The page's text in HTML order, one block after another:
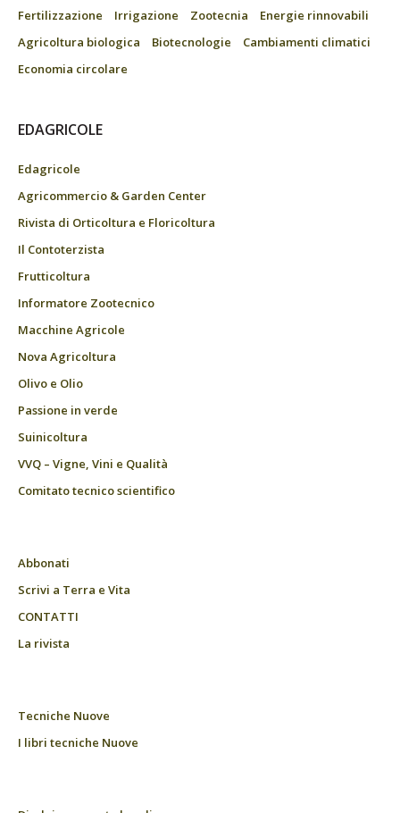
Fertilizzazione
Irrigazione Zootecnia
Energie rinnovabili
Agricoltura biologica
Biotecnologie
Cambiamenti climatici
Economia circolare
EDAGRICOLE
Edagricole
Agricommercio & Garden Center
Rivista di Orticoltura e Floricoltura
Il Contoterzista
Frutticoltura
Informatore Zootecnico
Macchine Agricole
Nova Agricoltura
Olivo e Olio
Passione in verde
Suinicoltura
VVQ – Vigne, Vini e Qualità
Comitato tecnico scientifico
Abbonati
Scrivi a Terra e Vita
CONTATTI
La rivista
Tecniche Nuove
I libri tecniche Nuove